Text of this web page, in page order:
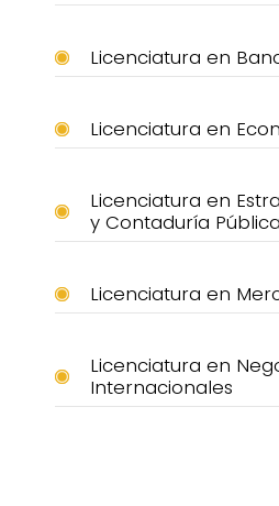
Licenciatura en
Licenciatura en
Licenciatura en
y Contaduría Pública
Licenciatura en
Licenciatura en
Internacionales